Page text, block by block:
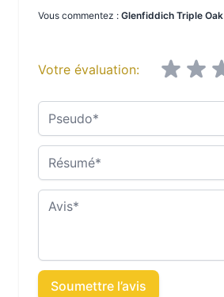
Vous commentez : Glenfiddich Triple Oak
Votre évaluation:
Pseudo
Résumé
Avis
Soumettre l’avis